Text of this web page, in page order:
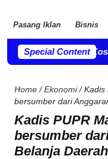
Pasang Iklan Bisnis
Special Content
Camat Kosambi,
Home / Ekonomi/ Kadis
bersumber dari
Kadis PUPR
bersumber
Belanja